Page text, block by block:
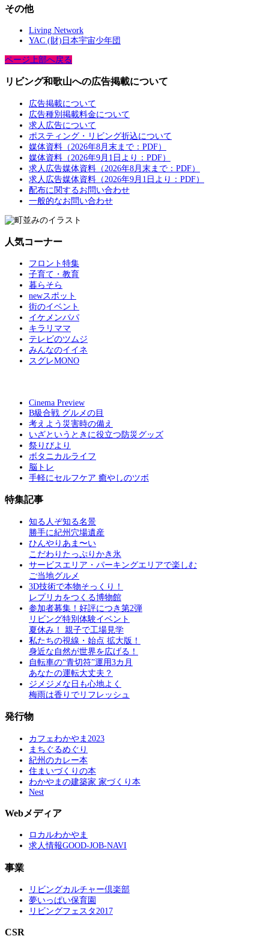
その他
Living Network
YAC (財)日本宇宙少年団
ページ上部へ戻る
リビング和歌山への広告掲載について
広告掲載について
広告種別掲載料金について
求人広告について
ポスティング・リビング折込について
媒体資料（2026年8月末まで：PDF）
媒体資料（2026年9月1日より：PDF）
求人広告媒体資料（2026年8月末まで：PDF）
求人広告媒体資料（2026年9月1日より：PDF）
配布に関するお問い合わせ
一般的なお問い合わせ
人気コーナー
フロント特集
子育て・教育
暮らそら
newスポット
街のイベント
イケメンパパ
キラリママ
テレビのツムジ
みんなのイイネ
スグレMONO
Cinema Preview
B級合戦 グルメの目
考えよう災害時の備え
いざというときに役立つ防災グッズ
祭りびより
ボタニカルライフ
脳トレ
手軽にセルフケア 癒やしのツボ
特集記事
知る人ぞ知る名景
勝手に紀州穴場遺産
ひんやりあま〜い
こだわりたっぷりかき氷
サービスエリア・パーキングエリアで楽しむ
ご当地グルメ
3D技術で本物そっくり！
レプリカをつくる博物館
参加者募集！好評につき第2弾
リビング特別体験イベント
夏休み！ 親子で工場見学
私たちの視線・始点 拡大版！
身近な自然が世界を広げる！
自転車の“青切符”運用3カ月
あなたの運転大丈夫？
ジメジメな日も心地よく
梅雨は香りでリフレッシュ
発行物
カフェわかやま2023
まちぐるめぐり
紀州のカレー本
住まいづくりの本
わかやまの建築家 家づくり本
Nest
Webメディア
ロカルわかやま
求人情報GOOD-JOB-NAVI
事業
リビングカルチャー倶楽部
夢いっぱい保育園
リビングフェスタ2017
CSR